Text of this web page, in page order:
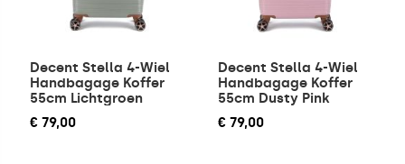
Decent Stella 4-Wiel
Handbagage Koffer
55cm Lichtgroen
€ 79,00
Decent Stella 4-Wiel
Handbagage Koffer
55cm Dusty Pink
€ 79,00